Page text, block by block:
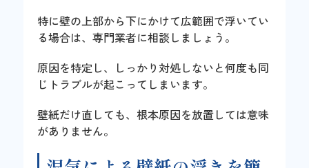
特に壁の上部から下にかけて広範囲で浮いてい
る場合は、専門業者に相談しましょう。
原因を特定し、しっかり対処しないと何度も同
じトラブルが起こってしまいます。
壁紙だけ直しても、根本原因を放置しては意味
がありません。